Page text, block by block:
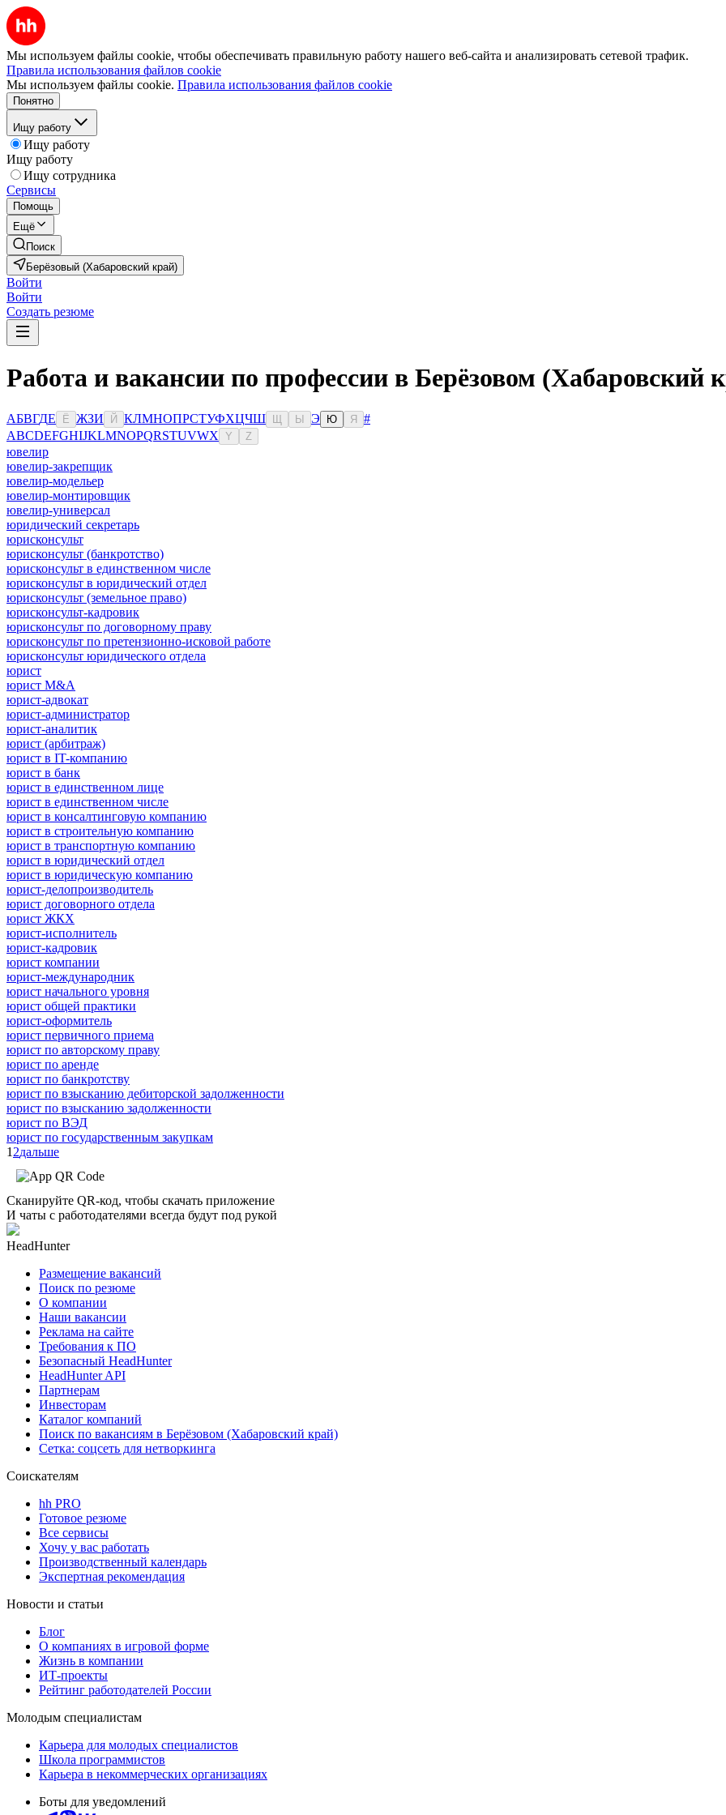
Мы используем файлы cookie, чтобы обеспечивать правильную работу нашего веб-сайта и анализировать сетевой трафик.
Правила использования файлов cookie
Мы используем файлы cookie. Правила использования файлов cookie
Понятно
Ищу работу
Ищу работу
Ищу работу
Ищу сотрудника
Сервисы
Помощь
Ещё
Поиск
Берёзовый (Хабаровский край)
Войти
Войти
Создать резюме
Работа и вакансии по профессии в Берёзовом (Хабаровский
АБВГДЕ Ё ЖЗИ Й КЛМНОПРСТУФХЦЧШ Ы Э Ю Я
#
ABCDEFGHIJKLMNOPQRSTUVWX Y Z
ювелир
ювелир-закрепщик
ювелир-модельер
ювелир-монтировщик
ювелир-универсал
юридический секретарь
юрисконсульт
юрисконсульт (банкротство)
юрисконсульт в единственном числе
юрисконсульт в юридический отдел
юрисконсульт (земельное право)
юрисконсульт-кадровик
юрисконсульт по договорному праву
юрисконсульт по претензионно-исковой работе
юрисконсульт юридического отдела
юрист
юрист M&A
юрист-адвокат
юрист-администратор
юрист-аналитик
юрист (арбитраж)
юрист в IT-компанию
юрист в банк
юрист в единственном лице
юрист в единственном числе
юрист в консалтинговую компанию
юрист в строительную компанию
юрист в транспортную компанию
юрист в юридический отдел
юрист в юридическую компанию
юрист-делопроизводитель
юрист договорного отдела
юрист ЖКХ
юрист-исполнитель
юрист-кадровик
юрист компании
юрист-международник
юрист начального уровня
юрист общей практики
юрист-оформитель
юрист первичного приема
юрист по авторскому праву
юрист по аренде
юрист по банкротству
юрист по взысканию дебиторской задолженности
юрист по взысканию задолженности
юрист по ВЭД
юрист по государственным закупкам
1 2дальше
Сканируйте QR-код, чтобы скачать приложение
И чаты с работодателями всегда будут под рукой
HeadHunter
Размещение вакансий
Поиск по резюме
О компании
Наши вакансии
Реклама на сайте
Требования к ПО
Безопасный HeadHunter
HeadHunter API
Партнерам
Инвесторам
Каталог компаний
Поиск по вакансиям в Берёзовом (Хабаровский край)
Сетка: соцсеть для нетворкинга
Соискателям
hh PRO
Готовое резюме
Все сервисы
Хочу у вас работать
Производственный календарь
Экспертная рекомендация
Новости и статьи
Блог
О компаниях в игровой форме
Жизнь в компании
ИТ-проекты
Рейтинг работодателей России
Молодым специалистам
Карьера для молодых специалистов
Школа программистов
Карьера в некоммерческих организациях
Боты для уведомлений